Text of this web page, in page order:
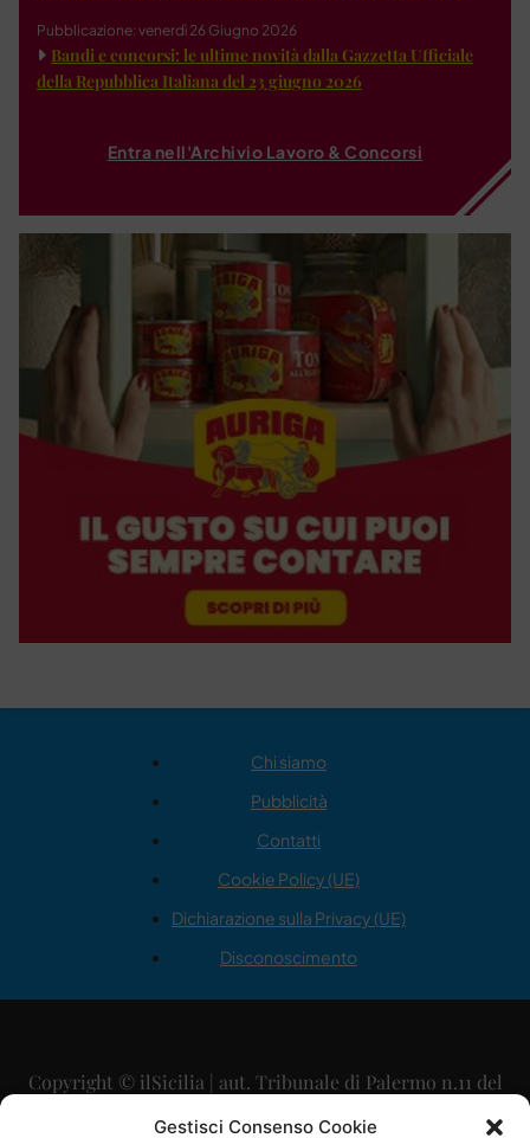
Gestisci Consenso Cookie
Pubblicazione: venerdì 26 Giugno 2026
Bandi e concorsi: le ultime novità dalla Gazzetta Ufficiale
della Repubblica Italiana del 23 giugno 2026
Entra nell'Archivio Lavoro & Concorsi
Chi siamo
Pubblicità
Contatti
Cookie Policy (UE)
Dichiarazione sulla Privacy (UE)
Disconoscimento
Copyright © ilSicilia | aut. Tribunale di Palermo n.11 del
29/09/2015